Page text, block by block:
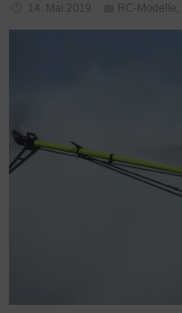
14. Mai 2019 RC-Modelle,